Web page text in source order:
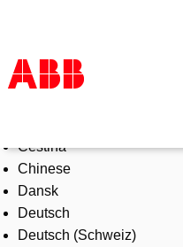
Produkte und Leistungen
Branchenlösungen
Service
Über uns
Vertriebspartner finden
Čeština
Chinese
Dansk
Deutsch
Deutsch (Schweiz)